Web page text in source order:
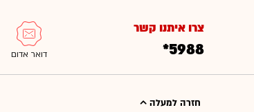
צרו איתנו קשר
*5988
חזרה למעלה